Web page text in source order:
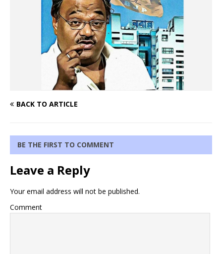
BACK TO ARTICLE
BE THE FIRST TO COMMENT
Leave a Reply
Your email address will not be published.
Comment